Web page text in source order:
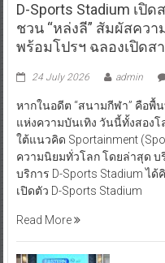
D-Sports Stadium เปิ
ชวน “หล่งลี” สัมผัสคว
พร้อมโปรฯ ฉลองเปิดส
24 July 2026 admin
หากในอดีต “สนามกีฬา” คือพื้
แห่งความบันเทิง วันนี้ทั้งสอง
ใต้แนวคิด Sportainment
ความนิยมทั่วโลก โดยล่าสุด บ
บริการ D-Sports Stadium ไ
เปิดตัว D-Sports Stadium
Read More